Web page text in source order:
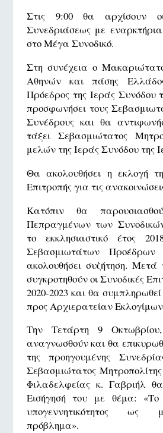
Στις 9:00 θα αρχίσουν
Συνεδριάσεως με
στο Μέγα Συνοδικό.
Στη συνέχεια ο
Αθηνών και πάσης
Πρόεδρος της Ιεράς Συνόδου
προσφωνήσει τους
Συνέδρους και θα
τάξει Σεβασμιώτατος
μελών της Ιεράς Συνόδου της
Θα ακολουθήσει η εκλογή
Επιτροπής για τις
Κατόπιν θα
Πεπραγμένων των
το εκκλησιαστικό έτος
Σεβασμιωτάτων
ακολουθήσει συζήτηση.
συγκροτηθούν οι Συνοδικές
2020-2023 και θα
προς Αρχιερατείαν
Την Τετάρτη 9
αναγνωσθούν και θα
της προηγουμένης
Σεβασμιώτατος
Φιλαδελφείας κ. Γαβριήλ
Εισήγησή του με θέμα: «Το
υπογεννητικότητος ως
πρόβλημα».